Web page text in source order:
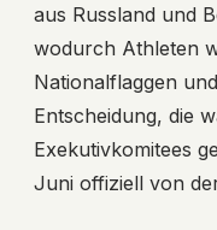
aus Russland und
wodurch Athleten
Nationalflaggen
Entscheidung, die
Exekutivkomitees
Juni offiziell von